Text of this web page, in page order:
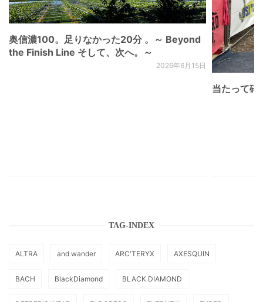
奥信濃100。足りなかった20分 。～ Beyond
the Finish Line そして、次へ。～
2026年6月15日
当たって砕
TAG-INDEX
ALTRA and wander ARC'TERYX AXESQUIN
BACH BlackDiamond BLACK DIAMOND